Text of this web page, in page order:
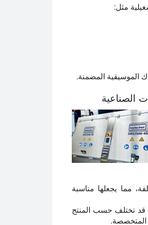
مثل:
الموسيقية المضمنة.
مما يجعلها مناسبة
قد تختلف حسب المنتج
المتخصصة.